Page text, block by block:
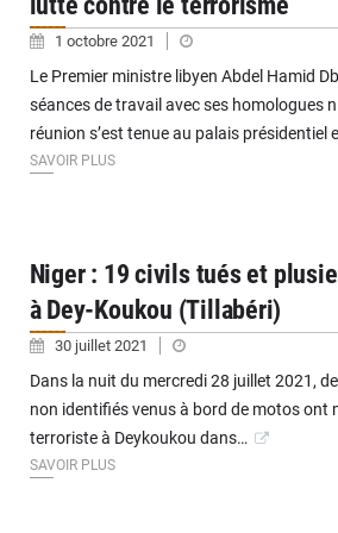
1 octobre 2021
Le Premier ministre libyen Abdel Hamid
séances de travail avec ses homologues
réunion s’est tenue au palais présidentiel
SAVOIR PLUS
Niger : 19 civils tués et
à Dey-Koukou (Tillabéri)
30 juillet 2021
Dans la nuit du mercredi 28 juillet 2021,
non identifiés venus à bord de motos ont
terroriste à Deykoukou dans…
SAVOIR PLUS